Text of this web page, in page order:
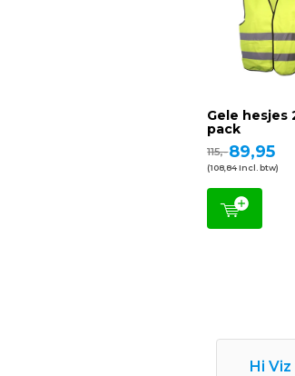
Gele hesjes
pack
115,-89,95
(108,84 Incl. btw)
Hi